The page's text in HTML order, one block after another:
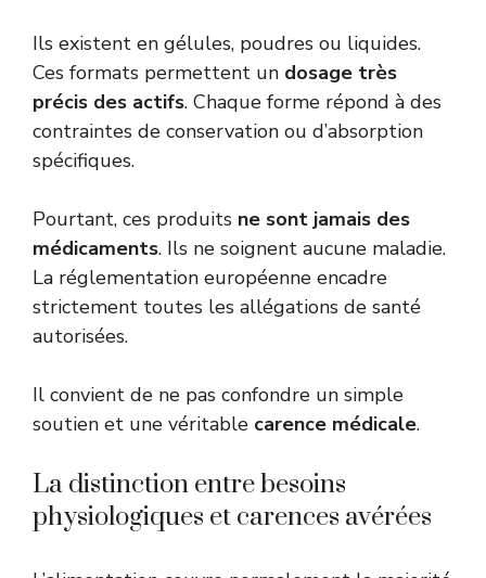
Ils existent en gélules, poudres ou liquides.
Ces formats permettent un dosage très
précis des actifs. Chaque forme répond à des
contraintes de conservation ou d’absorption
spécifiques.
Pourtant, ces produits ne sont jamais des
médicaments. Ils ne soignent aucune maladie.
La réglementation européenne encadre
strictement toutes les allégations de santé
autorisées.
Il convient de ne pas confondre un simple
soutien et une véritable carence médicale.
La distinction entre besoins
physiologiques et carences avérées